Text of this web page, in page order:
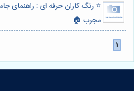
⭐️ رنگ کاران حرفه ای : راهنمای
مجرب 🏠